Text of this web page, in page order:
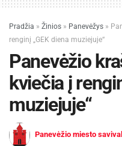
Pradžia » Žinios » Panevėžys »
renginį „GEK diena muziejuje“
Panevėžio
kviečia į
muziejuje“
Panevėžio miesto